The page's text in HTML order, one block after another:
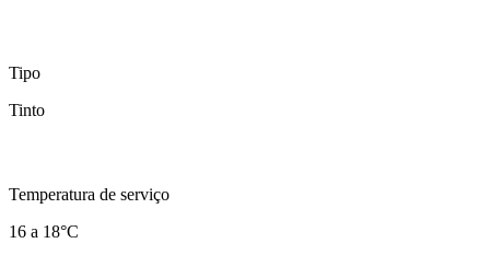
Tipo
Tinto
Temperatura de serviço
16 a 18°C